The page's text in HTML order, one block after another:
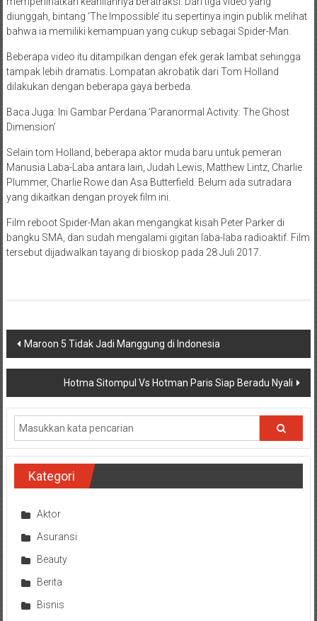
diunggah, bintang ‘The Impossible’ itu sepertinya ingin publik melihat
bahwa ia memiliki kemampuan yang cukup sebagai Spider-Man.
Beberapa video itu ditampilkan dengan efek gerak lambat sehingga
tampak lebih dramatis. Lompatan akrobatik dari Tom Holland
dilakukan dengan beberapa gaya berbeda.
Baca Juga: Ini Gambar Perdana ‘Paranormal Activity: The Ghost
Dimension’
Selain tom Holland, beberapa aktor muda baru untuk pemeran
Manusia Laba-Laba antara lain, Judah Lewis, Matthew Lintz, Charlie
Plummer, Charlie Rowe dan Asa Butterfield. Belum ada sutradara
yang dikaitkan dengan proyek film ini.
Film reboot Spider-Man akan mengangkat kisah Peter Parker di
bangku SMA, dan sudah mengalami gigitan laba-laba radioaktif. Film
tersebut dijadwalkan tayang di bioskop pada 28 Juli 2017.
Navigasi
pos
Maroon 5 Tidak Jadi Manggung di Indonesia
Hotma Sitompul Vs Hotman Paris Siap Beradu Nyali
Kategori
Aktor
Asuransi
Beauty
Berita
Bisnis